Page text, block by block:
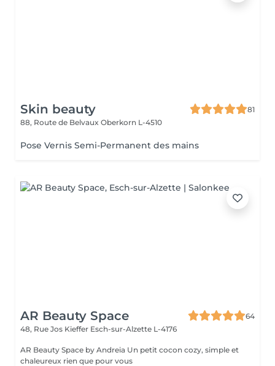
Skin beauty
81
88, Route de Belvaux Oberkorn L-4510
Pose Vernis Semi-Permanent des mains
AR Beauty Space
64
48, Rue Jos Kieffer Esch-sur-Alzette L-4176
AR Beauty Space by Andreia Un petit cocon cozy, simple et
chaleureux rien que pour vous